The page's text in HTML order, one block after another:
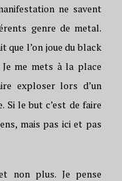
ne savent
genre de metal.
que l’on joue du black
me mets à la place
exploser lors d’un
Si le but c’est de faire
mais pas ici et pas
non plus. Je pense